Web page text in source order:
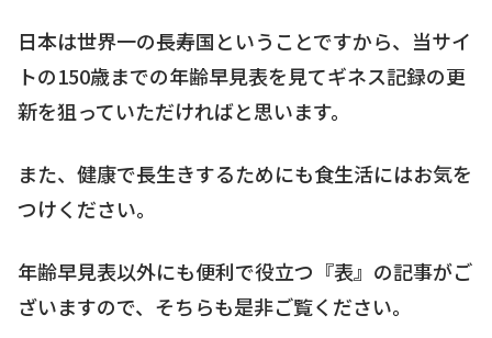
日本は世界一の長寿国ということですから、当サイ
トの150歳までの年齢早見表を見てギネス記録の更
新を狙っていただければと思います。
また、健康で長生きするためにも食生活にはお気を
つけください。
年齢早見表以外にも便利で役立つ『表』の記事がご
ざいますので、そちらも是非ご覧ください。